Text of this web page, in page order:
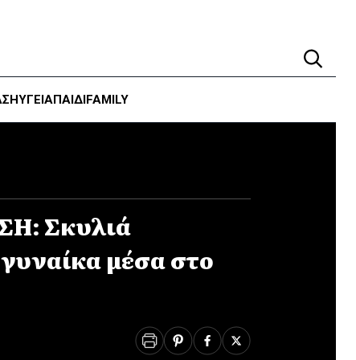
ΥΓΕΊΑΠΑΙΔΙFAMILY
Σκυλιά
μέσα στο